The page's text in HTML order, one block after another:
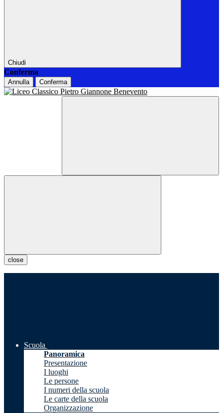
Chiudi
Conferma
Annulla Conferma
close
Scuola
Panoramica
Presentazione
I luoghi
Le persone
I numeri della scuola
Le carte della scuola
Organizzazione